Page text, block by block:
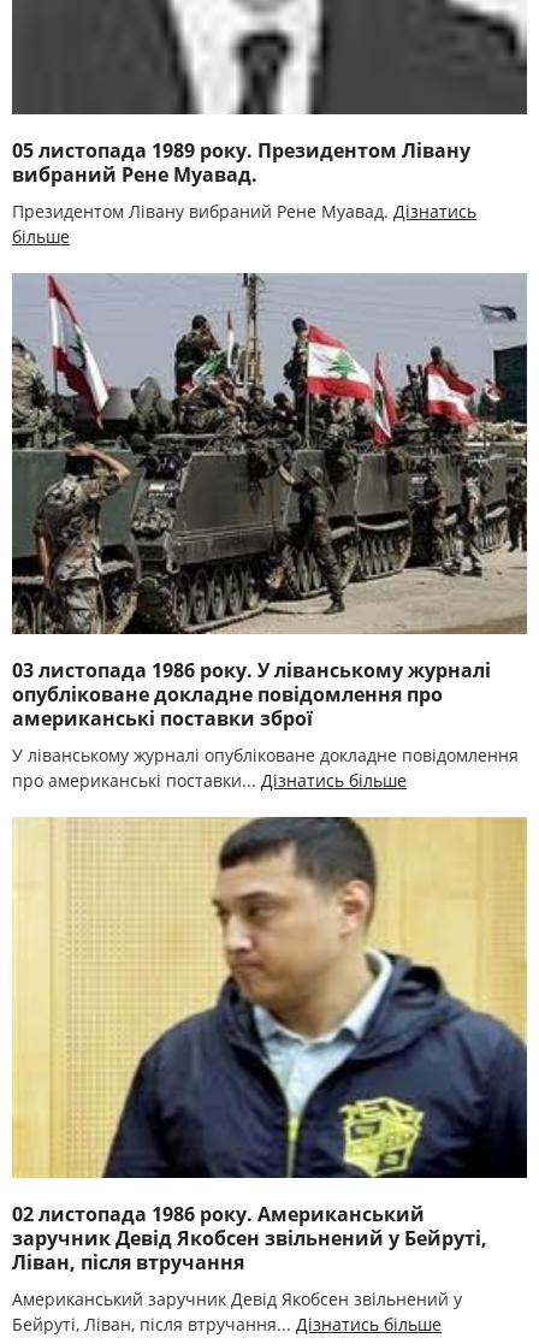
05 листопада 1989 року. Президентом Лівану
вибраний Рене Муавад.
Президентом Лівану вибраний Рене Муавад. Дізнатись
більше
03 листопада 1986 року. У ліванському журналі
опубліковане докладне повідомлення про
американські поставки зброї
У ліванському журналі опубліковане докладне повідомлення
про американські поставки... Дізнатись більше
02 листопада 1986 року. Американський
заручник Девід Якобсен звільнений у Бейруті,
Ліван, після втручання
Американський заручник Девід Якобсен звільнений у
Бейруті, Ліван, після втручання... Дізнатись більше